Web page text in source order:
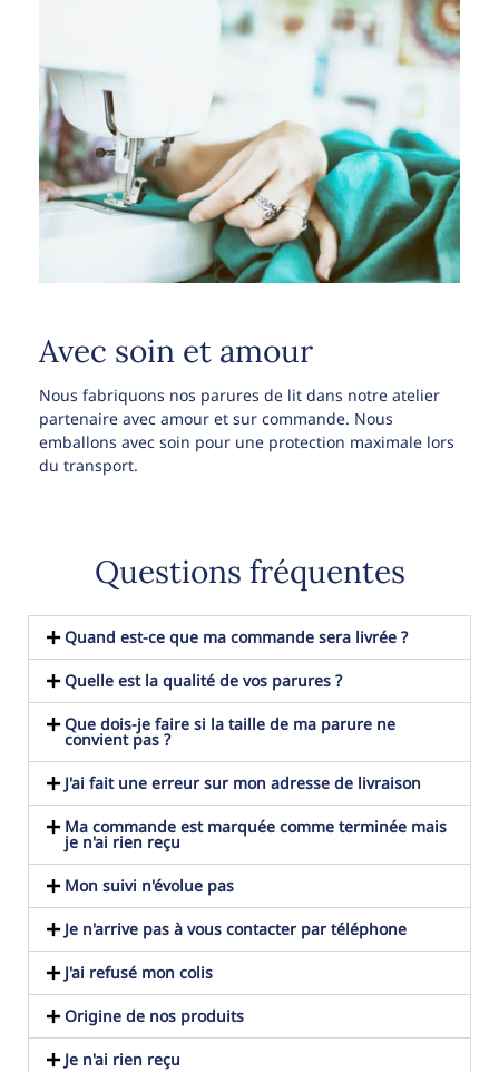
Avec soin et amour
Nous fabriquons nos parures de lit dans notre atelier
partenaire avec amour et sur commande. Nous
emballons avec soin pour une protection maximale lors
du transport.
Questions fréquentes
Quand est-ce que ma commande sera livrée ?
Quelle est la qualité de vos parures ?
Que dois-je faire si la taille de ma parure ne
convient pas ?
J'ai fait une erreur sur mon adresse de livraison
Ma commande est marquée comme terminée mais
je n'ai rien reçu
Mon suivi n'évolue pas
Je n'arrive pas à vous contacter par téléphone
J'ai refusé mon colis
Origine de nos produits
Je n'ai rien reçu